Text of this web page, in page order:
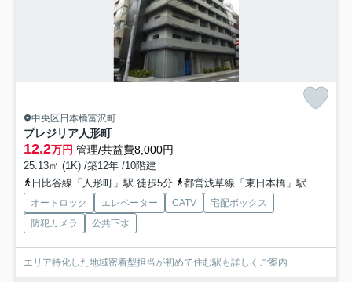
中央区日本橋富沢町
プレジリア人形町
12.2万円 管理/共益費8,000円
25.13㎡ (1K) /築12年 /10階建
日比谷線「人形町」駅 徒歩5分
都営浅草線「東日本橋」駅 徒歩7分
オートロック エレベーター CATV
宅配ボックス
防犯カメラ
公共下水
エリア特化した地域密着型担当が初めて住む駅も詳しくご案内